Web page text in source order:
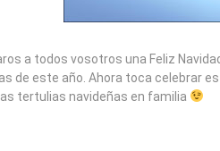
a todos vosotros una Feliz
de este año. Ahora toca celebrar
tertulias navideñas en familia